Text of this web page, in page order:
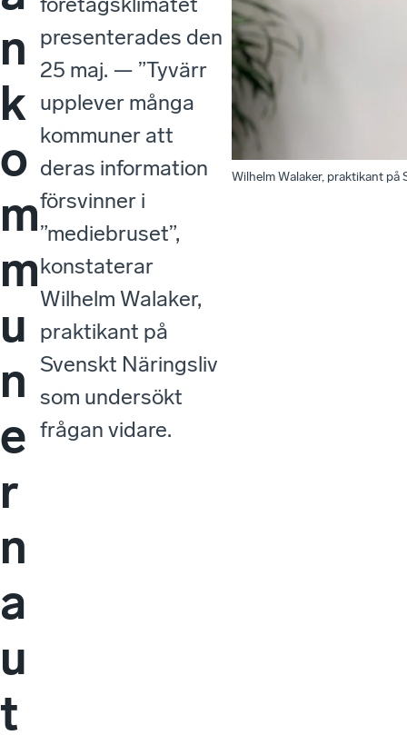
n
k
o
m
m
u
n
e
r
n
a
u
t
presenterades den
25 maj. — ”Tyvärr
upplever många
kommuner att
deras information
försvinner i
”mediebruset”,
konstaterar
Wilhelm Walaker,
praktikant på
Svenskt Näringsliv
som undersökt
frågan vidare.
Wilhelm Walaker, praktikant